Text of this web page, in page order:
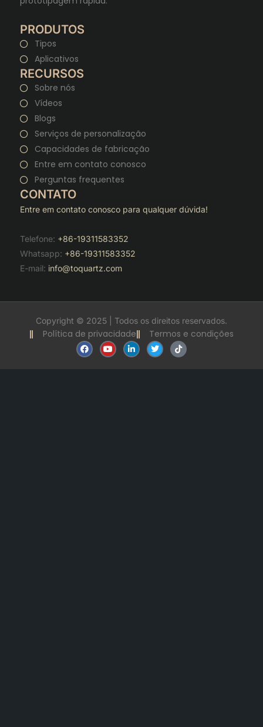
PRODUTOS
Tipos
Aplicativos
RECURSOS
Sobre nós
Vídeos
Blogs
Serviços de personalização
Capacidades de fabricação
Entre em contato conosco
Perguntas frequentes
CONTATO
Entre em contato conosco para qualquer dúvida!
Telefone: +86-19311583352
Whatsapp: +86-19311583352
E-mail: info@toquartz.com
Copyright © 2025 | Todos os direitos reservados.
Política de privacidade
Termos e condições
F
a
c
Y
o
u
L
i
n
T
w
i
T
i
k